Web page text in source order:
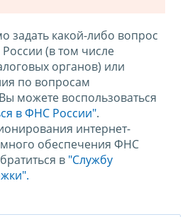
задать какой-либо вопрос
(в том числе
органов) или
по вопросам
можете воспользоваться
в ФНС России".
интернет-
обеспечения ФНС
в "Службу